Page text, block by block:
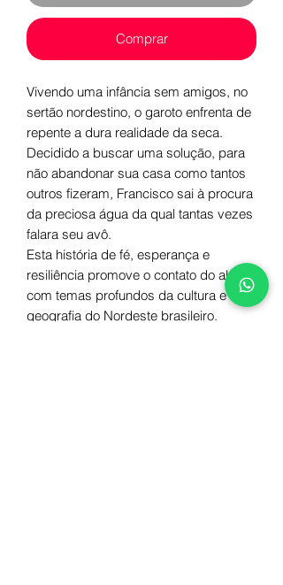
Comprar
Vivendo uma infância sem amigos, no
sertão nordestino, o garoto enfrenta de
repente a dura realidade da seca.
Decidido a buscar uma solução, para
não abandonar sua casa como tantos
outros fizeram, Francisco sai à procura
da preciosa água da qual tantas vezes
falara seu avô.
Esta história de fé, esperança e
resiliência promove o contato do aluno
com temas profundos da cultura e
geografia do Nordeste brasileiro.